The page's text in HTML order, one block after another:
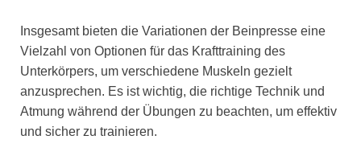
Insgesamt bieten die Variationen der Beinpresse eine
Vielzahl von Optionen für das Krafttraining des
Unterkörpers, um verschiedene Muskeln gezielt
anzusprechen. Es ist wichtig, die richtige Technik und
Atmung während der Übungen zu beachten, um effektiv
und sicher zu trainieren.